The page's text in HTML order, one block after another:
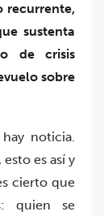
recurrente,
sustenta
de crisis
sobre
noticia.
es así y
cierto que
quien se